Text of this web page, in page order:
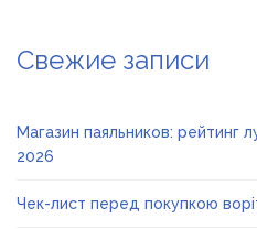
Свежие записи
Магазин паяльников: рейтинг
2026
Чек-лист перед покупкою